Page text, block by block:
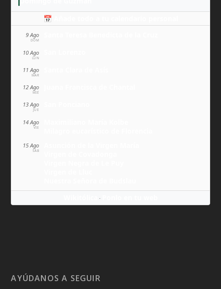
📅 Añade todo a tu calendario personal
9 Ago
DOM
10 Ago
LUN
11 Ago
MAR
12 Ago
MIÉ
13 Ago
JUE
14 Ago
VIE
15 Ago
SÁB
·
AYÚDANOS A SEGUIR